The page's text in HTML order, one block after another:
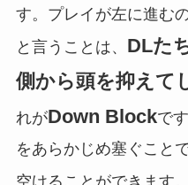
す。プレイが左に進む
と言うことは、 DLた
側から頭を抑えて
れがDown Blockで
をあらかじめ塞ぐこと